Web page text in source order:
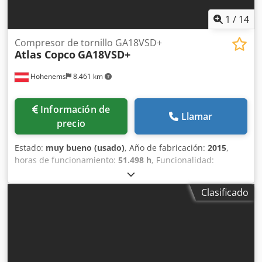
1 / 14
Hohenems 8.461 km
Compresor de tornillo GA18VSD+
Atlas Copco GA18VSD+
Información de
precio
Llamar
Estado: muy bueno (usado), Año de fabricación: 2015,
horas de funcionamiento: 51.498 h, Funcionalidad:
, Compresor de tornillo Atlas Copco
GA18VSD+ con inversor integrado, 18.5 kW, 13 bar, 3,57
Clasificado